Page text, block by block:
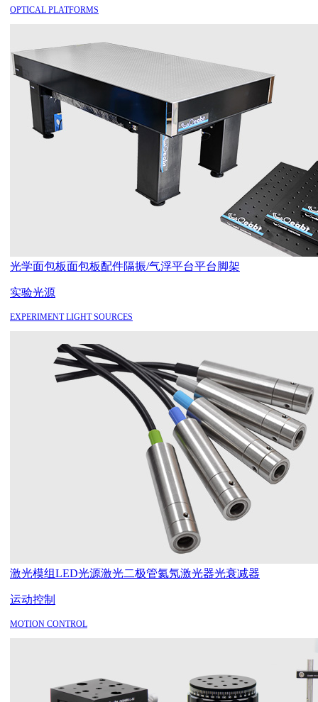
OPTICAL PLATFORMS
光学面包板面包板配件隔振/气浮平台平台脚架
实验光源
EXPERIMENT LIGHT SOURCES
激光模组LED光源激光二极管氦氖激光器光衰减器
运动控制
MOTION CONTROL